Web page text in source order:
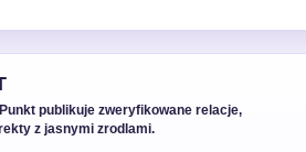
publikuje zweryfikowane relacje,
z jasnymi zrodlami.